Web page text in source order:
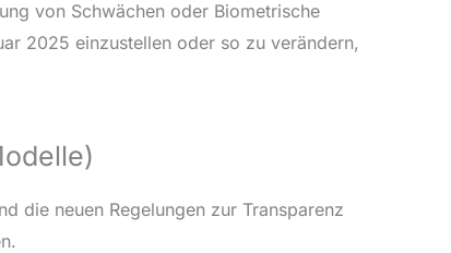
von Schwächen oder Biometrische
2025 einzustellen oder so zu verändern,
die neuen Regelungen zur Transparenz